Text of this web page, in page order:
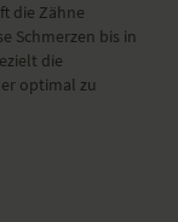
die Zähne
Schmerzen bis in
die
optimal zu